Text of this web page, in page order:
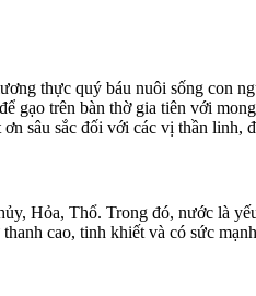
thực quý báu nuôi sống con
gạo trên bàn thờ gia tiên với
sâu sắc đối với các vị thần
Hỏa, Thổ. Trong đó, nước là
cao, tinh khiết và có sức